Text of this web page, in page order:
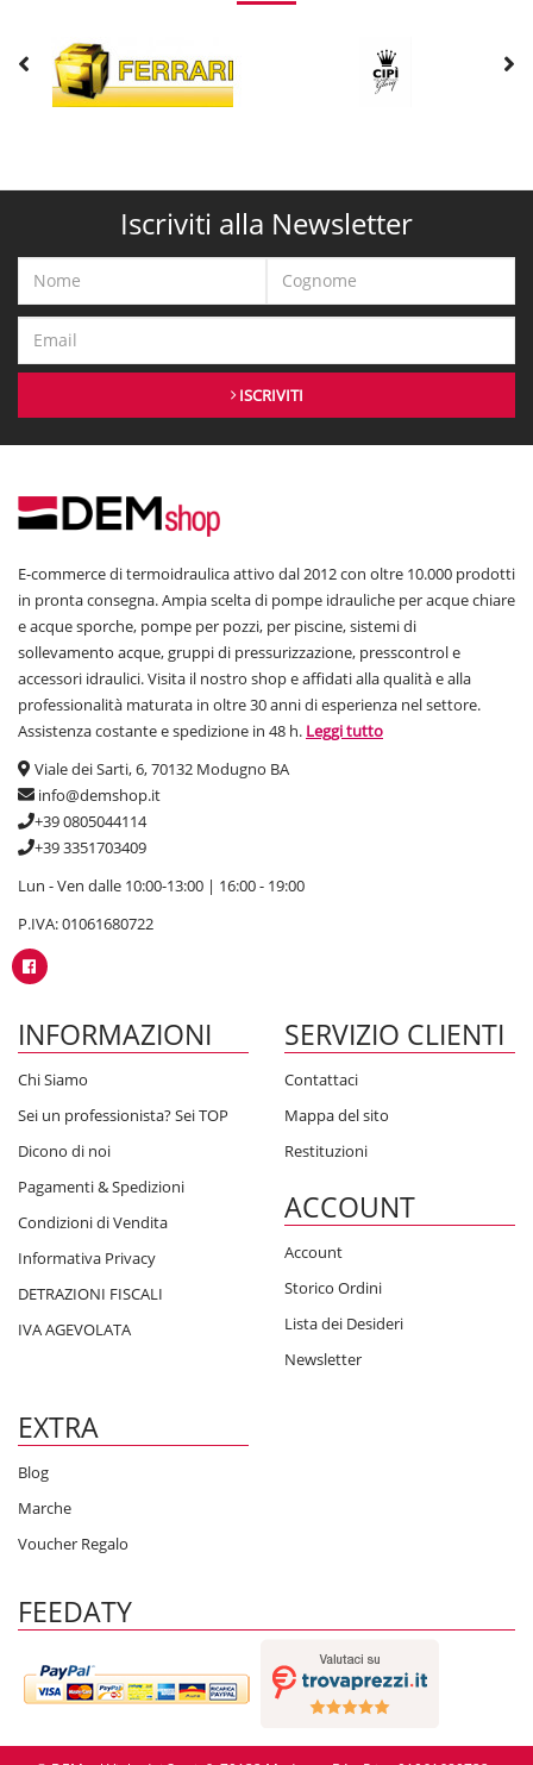
Iscriviti alla Newsletter
ISCRIVITI
E-commerce di termoidraulica attivo dal 2012 con oltre 10.000 prodotti
in pronta consegna. Ampia scelta di pompe idrauliche per acque chiare
e acque sporche, pompe per pozzi, per piscine, sistemi di
sollevamento acque, gruppi di pressurizzazione, presscontrol e
accessori idraulici. Visita il nostro shop e affidati alla qualità e alla
professionalità maturata in oltre 30 anni di esperienza nel settore.
Assistenza costante e spedizione in 48 h. Leggi tutto
Viale dei Sarti, 6, 70132 Modugno BA
info@demshop.it
+39 0805044114
+39 3351703409
Lun - Ven dalle 10:00-13:00 | 16:00 - 19:00
P.IVA: 01061680722
INFORMAZIONI
Chi Siamo
Sei un professionista? Sei TOP
Dicono di noi
Pagamenti & Spedizioni
Condizioni di Vendita
Informativa Privacy
DETRAZIONI FISCALI
IVA AGEVOLATA
SERVIZIO CLIENTI
Contattaci
Mappa del sito
Restituzioni
ACCOUNT
Account
Storico Ordini
Lista dei Desideri
Newsletter
EXTRA
Blog
Marche
Voucher Regalo
FEEDATY